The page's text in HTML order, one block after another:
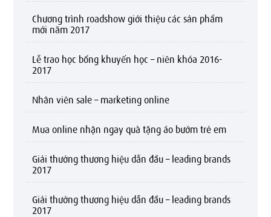
chương trình roadshow giới thiệu các sản phẩm
mới năm 2017
lễ trao học bổng khuyến học – niên khóa 2016-
2017
nhân viên sale – marketing online
mua online nhận ngay quà tặng áo bướm trẻ em
giải thưởng thương hiệu dẫn đầu – leading brands
2017
giải thưởng thương hiệu dẫn đầu – leading brands
2017